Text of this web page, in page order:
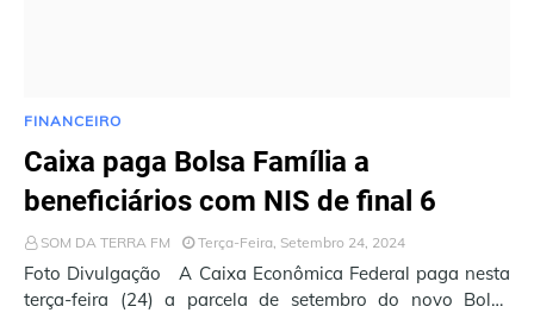
FINANCEIRO
Caixa paga Bolsa Família a
beneficiários com NIS de final 6
SOM DA TERRA FM Terça-Feira, Setembro 24, 2024
Foto Divulgação A Caixa Econômica Federal paga nesta
terça-feira (24) a parcela de setembro do novo Bolsa